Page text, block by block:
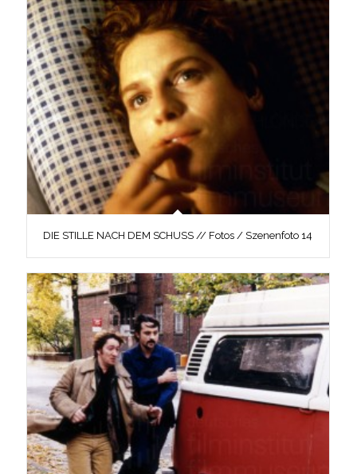
DIE STILLE NACH DEM SCHUSS // Fotos / Szenenfoto 14